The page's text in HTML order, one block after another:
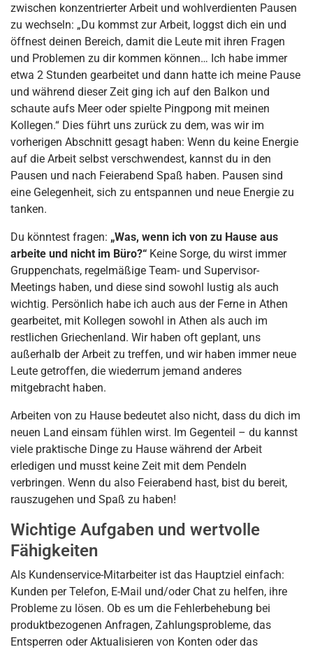
zwischen konzentrierter Arbeit und wohlverdienten Pausen
zu wechseln: „Du kommst zur Arbeit, loggst dich ein und
öffnest deinen Bereich, damit die Leute mit ihren Fragen
und Problemen zu dir kommen können… Ich habe immer
etwa 2 Stunden gearbeitet und dann hatte ich meine Pause
und während dieser Zeit ging ich auf den Balkon und
schaute aufs Meer oder spielte Pingpong mit meinen
Kollegen.“ Dies führt uns zurück zu dem, was wir im
vorherigen Abschnitt gesagt haben: Wenn du keine Energie
auf die Arbeit selbst verschwendest, kannst du in den
Pausen und nach Feierabend Spaß haben. Pausen sind
eine Gelegenheit, sich zu entspannen und neue Energie zu
tanken.
Du könntest fragen: „Was, wenn ich von zu Hause aus
arbeite und nicht im Büro?“ Keine Sorge, du wirst immer
Gruppenchats, regelmäßige Team- und Supervisor-
Meetings haben, und diese sind sowohl lustig als auch
wichtig. Persönlich habe ich auch aus der Ferne in Athen
gearbeitet, mit Kollegen sowohl in Athen als auch im
restlichen Griechenland. Wir haben oft geplant, uns
außerhalb der Arbeit zu treffen, und wir haben immer neue
Leute getroffen, die wiederrum jemand anderes
mitgebracht haben.
Arbeiten von zu Hause bedeutet also nicht, dass du dich im
neuen Land einsam fühlen wirst. Im Gegenteil – du kannst
viele praktische Dinge zu Hause während der Arbeit
erledigen und musst keine Zeit mit dem Pendeln
verbringen. Wenn du also Feierabend hast, bist du bereit,
rauszugehen und Spaß zu haben!
Wichtige Aufgaben und wertvolle
Fähigkeiten
Als Kundenservice-Mitarbeiter ist das Hauptziel einfach:
Kunden per Telefon, E-Mail und/oder Chat zu helfen, ihre
Probleme zu lösen. Ob es um die Fehlerbehebung bei
produktbezogenen Anfragen, Zahlungsprobleme, das
Entsperren oder Aktualisieren von Konten oder das